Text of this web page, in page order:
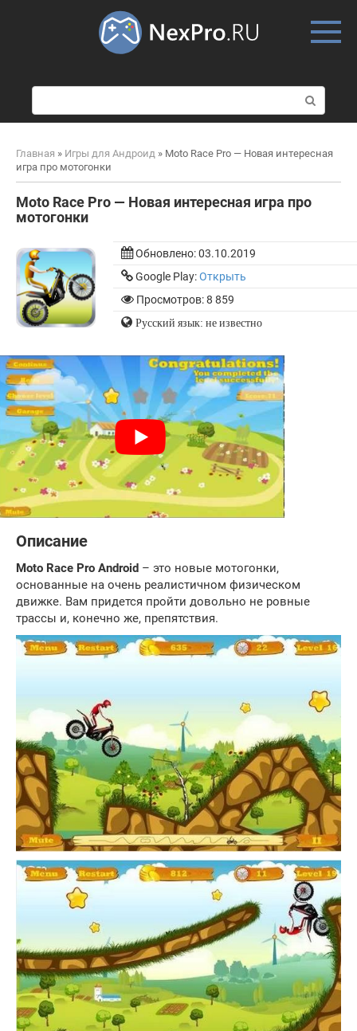
о
и
к
Главная » Игры для Андроид » Moto Race Pro — Новая интересная
игра про мотогонки
Moto Race Pro — Новая интересная игра про
мотогонки
Обновлено:03.10.2019
Google Play:Открыть
Просмотров: 8 859
Русский язык: не известно
Описание
Moto Race Pro Android – это новые мотогонки,
основанные на очень реалистичном физическом
движке. Вам придется пройти довольно не ровные
трассы и, конечно же, препятствия.